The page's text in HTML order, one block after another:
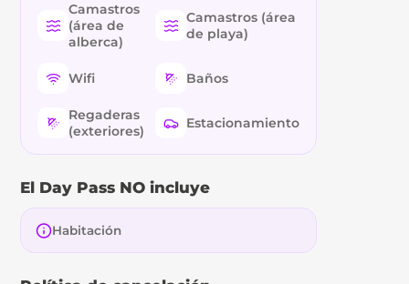
Camastros
(área de
alberca)
Camastros (área
de playa)
Wifi Baños
Regaderas
(exteriores)
Estacionamiento
El Day Pass NO incluye
Habitación